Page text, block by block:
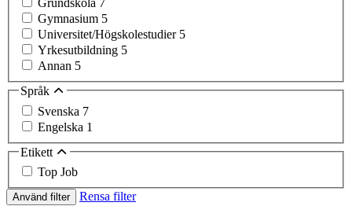
Grundskola 7
Gymnasium 5
Universitet/Högskolestudier 5
Yrkesutbildning 5
Annan 5
Språk
Svenska 7
Engelska 1
Etikett
Top Job
Använd filter Rensa filter